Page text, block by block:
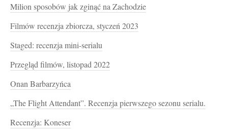
Milion sposobów jak zginąć na Zachodzie
Filmów recenzja zbiorcza, styczeń 2023
Staged: recenzja mini-serialu
Przegląd filmów, listopad 2022
Onan Barbarzyńca
„The Flight Attendant”. Recenzja pierwszego sezonu serialu.
Recenzja: Koneser